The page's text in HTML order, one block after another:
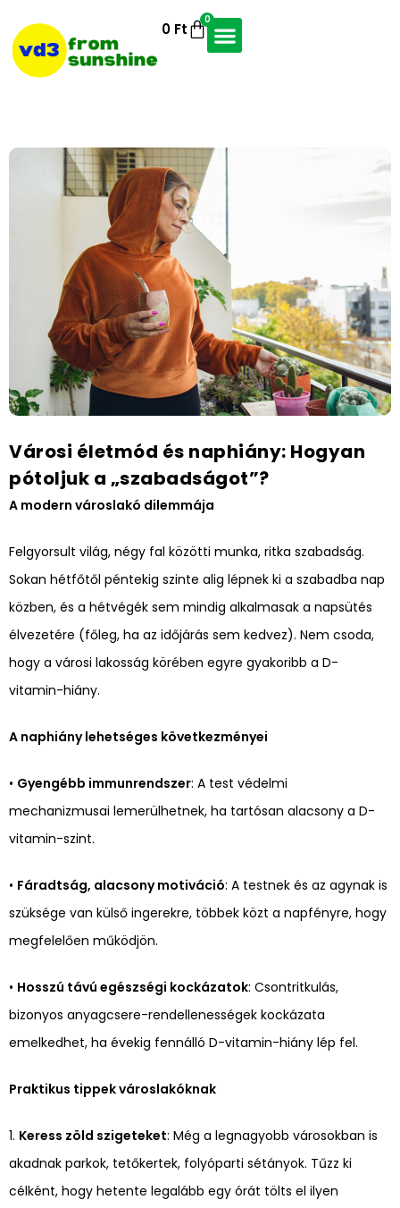
0 Ft
0
Városi életmód és naphiány: Hogyan
pótoljuk a „szabadságot”?
A modern városlakó dilemmája
Felgyorsult világ, négy fal közötti munka, ritka szabadság.
Sokan hétfőtől péntekig szinte alig lépnek ki a szabadba nap
közben, és a hétvégék sem mindig alkalmasak a napsütés
élvezetére (főleg, ha az időjárás sem kedvez). Nem csoda,
hogy a városi lakosság körében egyre gyakoribb a D-
vitamin-hiány.
A naphiány lehetséges következményei
• Gyengébb immunrendszer: A test védelmi
mechanizmusai lemerülhetnek, ha tartósan alacsony a D-
vitamin-szint.
• Fáradtság, alacsony motiváció: A testnek és az agynak is
szüksége van külső ingerekre, többek közt a napfényre, hogy
megfelelően működjön.
• Hosszú távú egészségi kockázatok: Csontritkulás,
bizonyos anyagcsere-rendellenességek kockázata
emelkedhet, ha évekig fennálló D-vitamin-hiány lép fel.
Praktikus tippek városlakóknak
1. Keress zöld szigeteket: Még a legnagyobb városokban is
akadnak parkok, tetőkertek, folyóparti sétányok. Tűzz ki
célként, hogy hetente legalább egy órát tölts el ilyen